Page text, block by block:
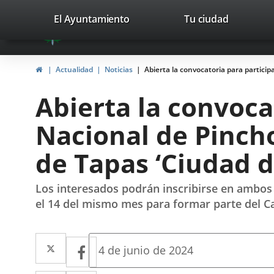
Portal
Web
del
Valladolid
avaTop
valladolid.es
El Ayuntamiento Tu ciudad
HomeActualidad Noticias Abierta la convocatoria para
Abierta la
Nacional de
de Tapas ‘Ciudad
Los interesados podrán inscribirse en
el 14 del mismo mes para formar parte del
Twitter
Enlace
a
Facebook
Enlace
a
Fecha
4 de junio de 2024